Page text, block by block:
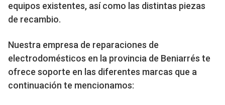
equipos existentes, así como las distintas piezas
de recambio.
Nuestra empresa de reparaciones de
electrodomésticos en la provincia de Beniarrés te
ofrece soporte en las diferentes marcas que a
continuación te mencionamos: